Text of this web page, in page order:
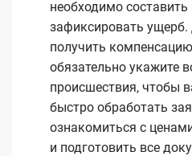
необходимо составить
зафиксировать
получить
обязательно укажите
происшествия, чтобы
быстро обработать
ознакомиться с
и подготовить все